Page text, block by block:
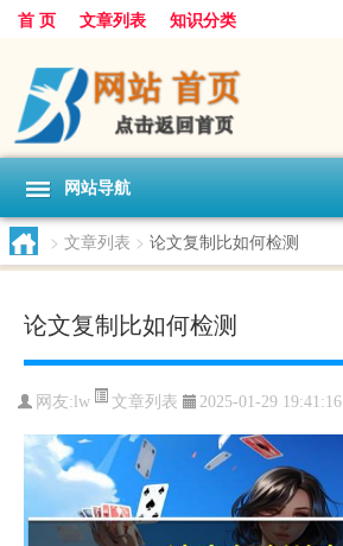
首 页 文章列表 知识分类
网站导航
> 文章列表 > 论文复制比如何检测
论文复制比如何检测
网友:lw 文章列表 2025-01-29 19:41:16